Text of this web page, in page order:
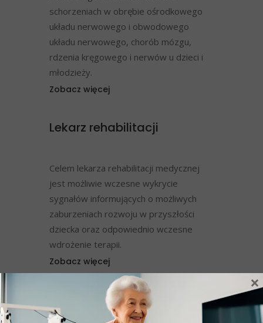
schorzeniach w obrębie ośrodkowego
układu nerwowego i obwodowego
układu nerwowego, chorób mózgu,
rdzenia kręgowego i nerwów u dzieci i
młodzieży.
Zobacz więcej
Lekarz rehabilitacji
Celem lekarza rehabilitacji medycznej
jest możliwie wczesne wykrycie
sygnałów informujących o możliwych
zaburzeniach rozwoju w przyszłości
dziecka oraz odpowiednio wczesne
wdrożenie terapii.
Zobacz więcej
Fizjoterapeuta
×